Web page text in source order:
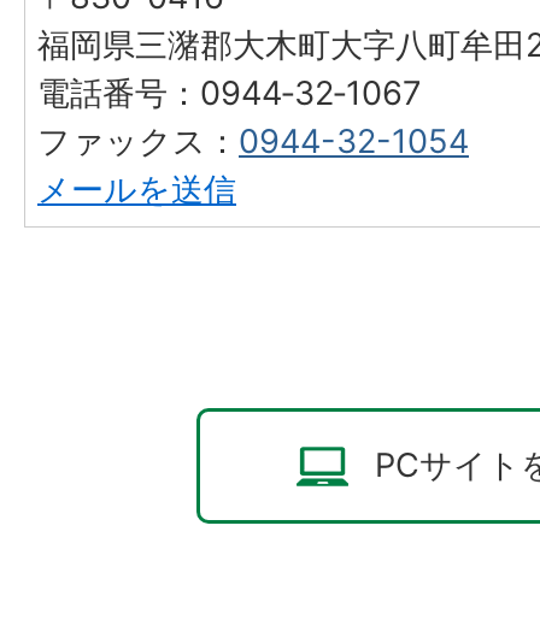
福岡県三潴郡大木町大字八町牟
電話番号：0944‐32‐1067
ファックス： 0944-32-1054
メールを送信
PCサイト